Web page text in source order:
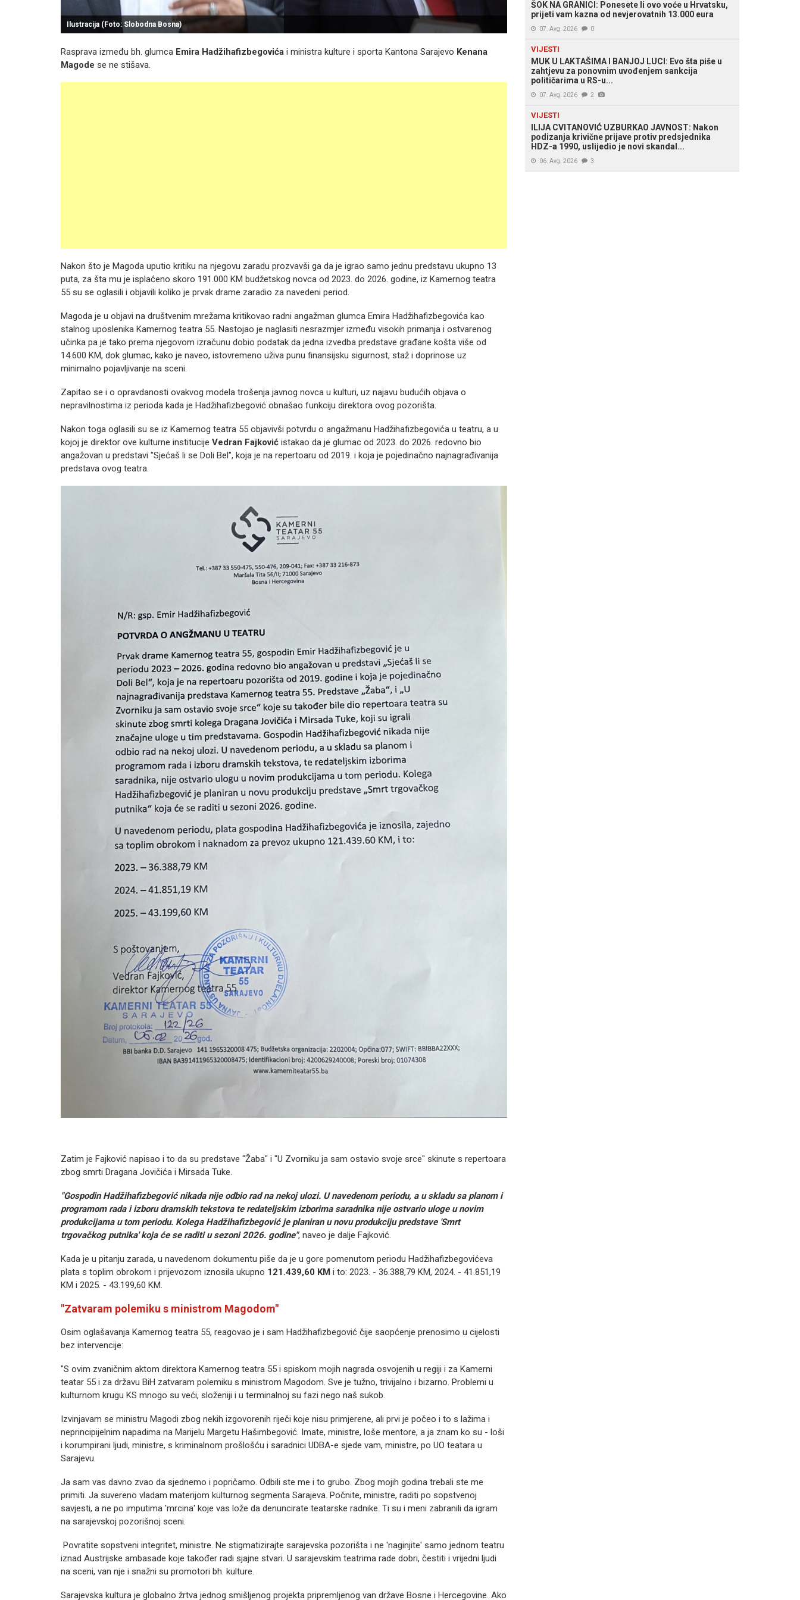
Ilustracija (Foto: Slobodna Bosna)
Rasprava između bh. glumca Emira Hadžihafizbegovića i ministra kulture i sporta Kantona Sarajevo Kenana
Magode se ne stišava.
Nakon što je Magoda uputio kritiku na njegovu zaradu prozvavši ga da je igrao samo jednu predstavu ukupno 13
puta, za šta mu je isplaćeno skoro 191.000 KM budžetskog novca od 2023. do 2026. godine, iz Kamernog teatra
55 su se oglasili i objavili koliko je prvak drame zaradio za navedeni period.
Magoda je u objavi na društvenim mrežama kritikovao radni angažman glumca Emira Hadžihafizbegovića kao
stalnog uposlenika Kamernog teatra 55. Nastojao je naglasiti nesrazmjer između visokih primanja i ostvarenog
učinka pa je tako prema njegovom izračunu dobio podatak da jedna izvedba predstave građane košta više od
14.600 KM, dok glumac, kako je naveo, istovremeno uživa punu finansijsku sigurnost, staž i doprinose uz
minimalno pojavljivanje na sceni.
Zapitao se i o opravdanosti ovakvog modela trošenja javnog novca u kulturi, uz najavu budućih objava o
nepravilnostima iz perioda kada je Hadžihafizbegović obnašao funkciju direktora ovog pozorišta.
Nakon toga oglasili su se iz Kamernog teatra 55 objavivši potvrdu o angažmanu Hadžihafizbegovića u teatru, a u
kojoj je direktor ove kulturne institucije Vedran Fajković istakao da je glumac od 2023. do 2026. redovno bio
angažovan u predstavi "Sjećaš li se Doli Bel", koja je na repertoaru od 2019. i koja je pojedinačno najnagrađivanija
predstava ovog teatra.
Zatim je Fajković napisao i to da su predstave "Žaba" i "U Zvorniku ja sam ostavio svoje srce" skinute s repertoara
zbog smrti Dragana Jovičića i Mirsada Tuke.
"Gospodin Hadžihafizbegović nikada nije odbio rad na nekoj ulozi. U navedenom periodu, a u skladu sa planom i
programom rada i izboru dramskih tekstova te redateljskim izborima saradnika nije ostvario uloge u novim
produkcijama u tom periodu. Kolega Hadžihafizbegović je planiran u novu produkciju predstave 'Smrt
trgovačkog putnika' koja će se raditi u sezoni 2026. godine", naveo je dalje Fajković.
Kada je u pitanju zarada, u navedenom dokumentu piše da je u gore pomenutom periodu Hadžihafizbegovićeva
plata s toplim obrokom i prijevozom iznosila ukupno 121.439,60 KM i to: 2023. - 36.388,79 KM, 2024. - 41.851,19
KM i 2025. - 43.199,60 KM.
"Zatvaram polemiku s ministrom Magodom"
Osim oglašavanja Kamernog teatra 55, reagovao je i sam Hadžihafizbegović čije saopćenje prenosimo u cijelosti
bez intervencije:
"S ovim zvaničnim aktom direktora Kamernog teatra 55 i spiskom mojih nagrada osvojenih u regiji i za Kamerni
teatar 55 i za državu BiH zatvaram polemiku s ministrom Magodom. Sve je tužno, trivijalno i bizarno. Problemi u
kulturnom krugu KS mnogo su veći, složeniji i u terminalnoj su fazi nego naš sukob.
Izvinjavam se ministru Magodi zbog nekih izgovorenih riječi koje nisu primjerene, ali prvi je počeo i to s lažima i
neprincipijelnim napadima na Marijelu Margetu Hašimbegović. Imate, ministre, loše mentore, a ja znam ko su - loši
i korumpirani ljudi, ministre, s kriminalnom prošlošću i saradnici UDBA-e sjede vam, ministre, po UO teatara u
Sarajevu.
Ja sam vas davno zvao da sjednemo i popričamo. Odbili ste me i to grubo. Zbog mojih godina trebali ste me
primiti. Ja suvereno vladam materijom kulturnog segmenta Sarajeva. Počnite, ministre, raditi po sopstvenoj
savjesti, a ne po imputima 'mrcina' koje vas lože da denuncirate teatarske radnike. Ti su i meni zabranili da igram
na sarajevskoj pozorišnoj sceni.
Povratite sopstveni integritet, ministre. Ne stigmatizirajte sarajevska pozorišta i ne 'naginjite' samo jednom teatru
iznad Austrijske ambasade koje također radi sjajne stvari. U sarajevskim teatrima rade dobri, čestiti i vrijedni ljudi
na sceni, van nje i snažni su promotori bh. kulture.
Sarajevska kultura je globalno žrtva jednog smišljenog projekta pripremljenog van države Bosne i Hercegovine. Ako
ŠOK NA GRANICI: Ponesete li ovo voće u Hrvatsku,
prijeti vam kazna od nevjerovatnih 13.000 eura
07. Avg. 2026 0
VIJESTI
MUK U LAKTAŠIMA I BANJOJ LUCI: Evo šta piše u
zahtjevu za ponovnim uvođenjem sankcija
političarima u RS-u...
07. Avg. 2026 2
VIJESTI
ILIJA CVITANOVIĆ UZBURKAO JAVNOST: Nakon
podizanja krivične prijave protiv predsjednika
HDZ-a 1990, uslijedio je novi skandal...
06. Avg. 2026 3